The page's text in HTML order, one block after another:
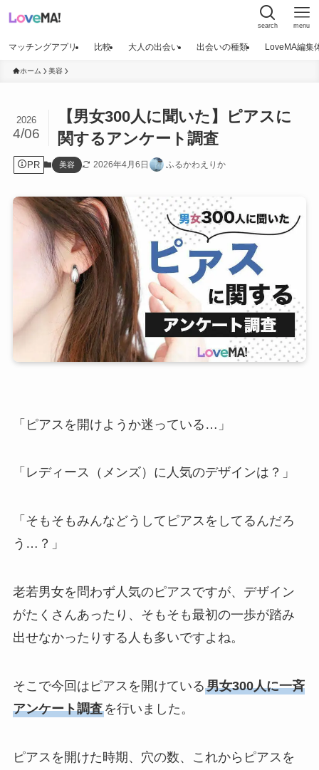
search menu
マッチングアプリ 比較 大人の出会い 出会いの種類 LoveMA編集
ホーム 美容
【男女300人に聞いた】ピアスに
関するアンケート調査
2026
4/06
PR 美容 2026年4月6日 ふるかわえりか
「ピアスを開けようか迷っている…」
「レディース（メンズ）に人気のデザインは？」
「そもそもみんなどうしてピアスをしてるんだろ
う…？」
老若男女を問わず人気のピアスですが、デザイン
がたくさんあったり、そもそも最初の一歩が踏み
出せなかったりする人も多いですよね。
そこで今回はピアスを開けている男女300人に一斉
アンケート調査を行いました。
ピアスを開けた時期、穴の数、これからピアスを